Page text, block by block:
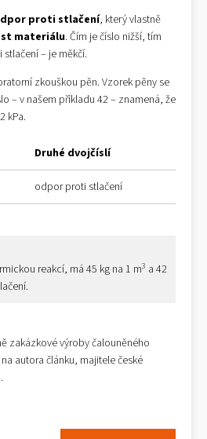
proti stlačení, který vlastně
materiálu. Čím je číslo nižší, tím
– je měkčí.
zkouškou pěn. Vzorek pěny se
– v našem příkladu 42 – znamená, že
kPa.
Druhé dvojčíslí
odpor proti stlačení
reakcí, má 45 kg na 1 m3 a 42
zakázkové výroby čalouněného
autora článku, majitele české